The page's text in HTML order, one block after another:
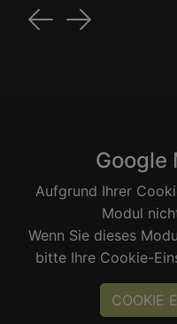
Previous
Next
Google
Aufgrund Ihrer
Modul
Wenn Sie dieses
bitte Ihre Cookie-
COOKIE